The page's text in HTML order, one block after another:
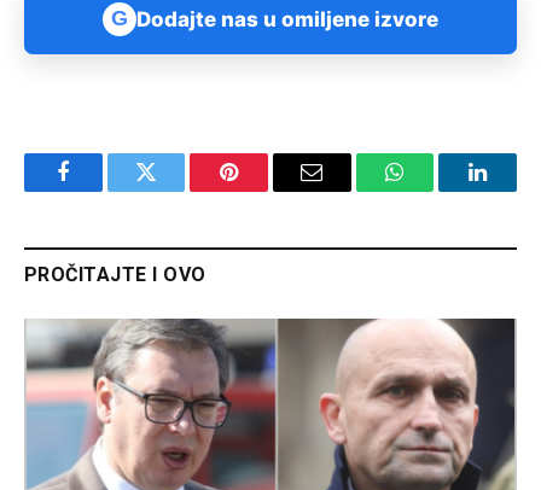
G Dodajte nas u omiljene izvore
FacebookTwitter Pinterest Email WhatsApp
PROČITAJTE I OVO